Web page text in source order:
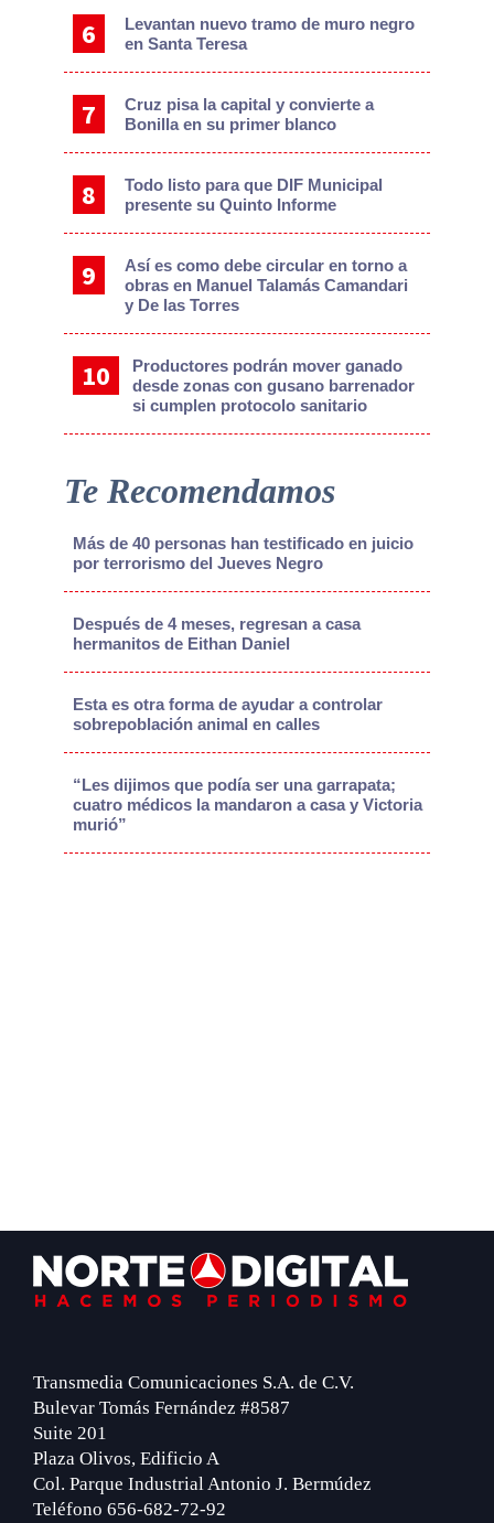
Levantan nuevo tramo de muro negro
en Santa Teresa
Cruz pisa la capital y convierte a
Bonilla en su primer blanco
Todo listo para que DIF Municipal
presente su Quinto Informe
Así es como debe circular en torno a
obras en Manuel Talamás Camandari
y De las Torres
Productores podrán mover ganado
desde zonas con gusano barrenador
si cumplen protocolo sanitario
Te Recomendamos
Más de 40 personas han testificado en juicio
por terrorismo del Jueves Negro
Después de 4 meses, regresan a casa
hermanitos de Eithan Daniel
Esta es otra forma de ayudar a controlar
sobrepoblación animal en calles
“Les dijimos que podía ser una garrapata;
cuatro médicos la mandaron a casa y Victoria
murió”
Footer
Transmedia Comunicaciones S.A. de C.V.
Bulevar Tomás Fernández #8587
Suite 201
Plaza Olivos, Edificio A
Col. Parque Industrial Antonio J. Bermúdez
Teléfono 656-682-72-92